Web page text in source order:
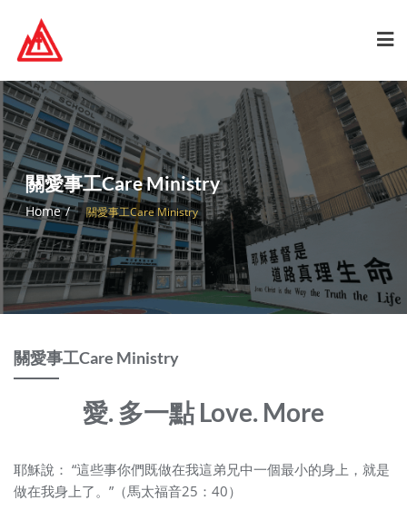
content
關愛事工Care Ministry
Home 關愛事工Care Ministry
關愛事工Care Ministry
愛. 多一點 Love. More
耶穌說： “這些事你們既做在我這弟兄中一個最小的身上，就是
做在我身上了。”（馬太福音25：40）